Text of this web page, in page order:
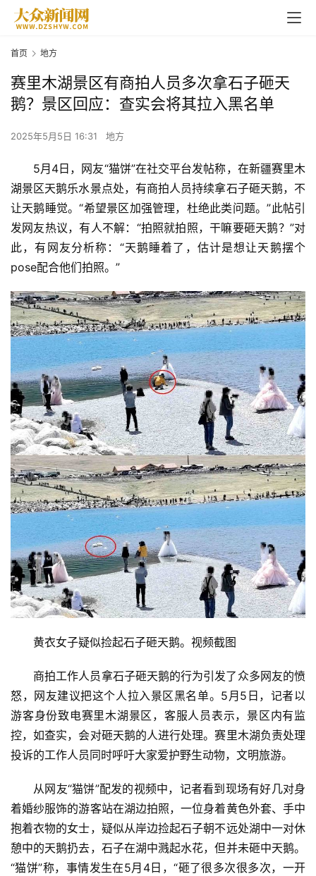
首页 地方
赛里木湖景区有商拍人员多次拿石子砸天
鹅？景区回应：查实会将其拉入黑名单
2025年5月5日 16:31 地方
5月4日，网友“猫饼”在社交平台发帖称，在新疆赛里木
湖景区天鹅乐水景点处，有商拍人员持续拿石子砸天鹅，不
让天鹅睡觉。“希望景区加强管理，杜绝此类问题。”此帖引
发网友热议，有人不解：“拍照就拍照，干嘛要砸天鹅？”对
此，有网友分析称：“天鹅睡着了，估计是想让天鹅摆个
pose配合他们拍照。”
黄衣女子疑似捡起石子砸天鹅。视频截图
商拍工作人员拿石子砸天鹅的行为引发了众多网友的愤
怒，网友建议把这个人拉入景区黑名单。5月5日，记者以
游客身份致电赛里木湖景区，客服人员表示，景区内有监
控，如查实，会对砸天鹅的人进行处理。赛里木湖负责处理
投诉的工作人员同时呼吁大家爱护野生动物，文明旅游。
从网友“猫饼”配发的视频中，记者看到现场有好几对身
着婚纱服饰的游客站在湖边拍照，一位身着黄色外套、手中
抱着衣物的女士，疑似从岸边捡起石子朝不远处湖中一对休
憩中的天鹅扔去，石子在湖中溅起水花，但并未砸中天鹅。
“猫饼”称，事情发生在5月4日，“砸了很多次很多次，一开